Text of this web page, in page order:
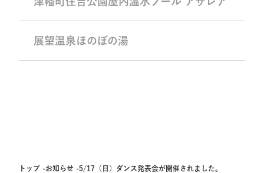
展望温泉ほのぼの湯
トップ お知らせ 5/17（日）ダンス発表会が開催されました。